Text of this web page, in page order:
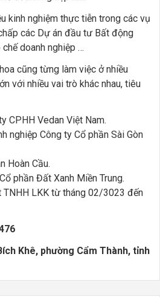
kinh nghiệm thực tiễn trong các vụ
các Dự án đầu tư Bất động
doanh nghiệp …
cũng từng làm việc ở nhiều
với nhiều vai trò khác nhau, tiêu
CPHH Vedan Việt Nam.
nghiệp Công ty Cổ phần Sài Gòn
Hoàn Cầu.
phần Đất Xanh Miền Trung.
TNHH LKK từ tháng 02/3023 đến
Khê, phường Cẩm Thành, tỉnh